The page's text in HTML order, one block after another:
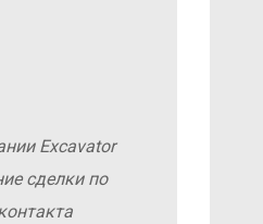
Excavator
сделки по